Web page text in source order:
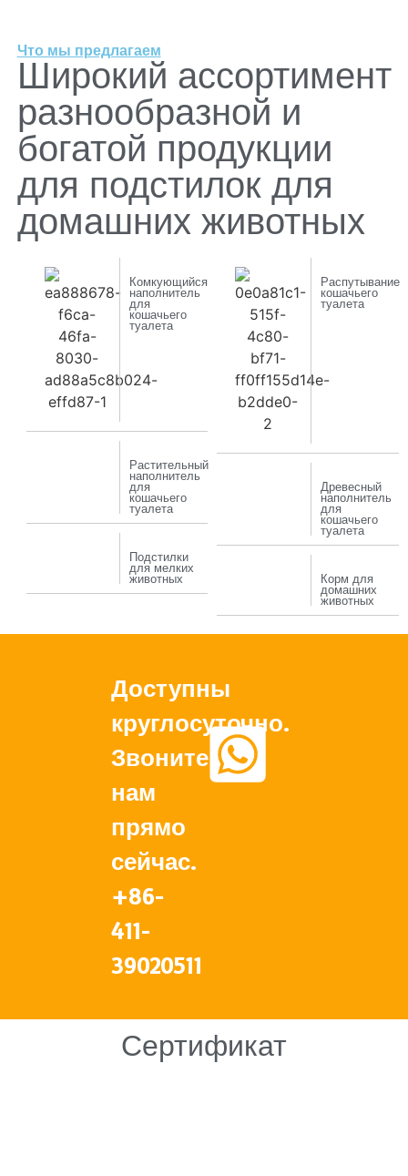
Что мы предлагаем
Широкий ассортимент
разнообразной и
богатой продукции
для подстилок для
домашних животных
Комкующийся
наполнитель
для
кошачьего
туалета
Растительный
наполнитель
для
кошачьего
туалета
Подстилки
для мелких
животных
Распутывание
кошачьего
туалета
Древесный
наполнитель
для
кошачьего
туалета
Корм для
домашних
животных
Доступны
круглосуточно.
Звоните
нам
прямо
сейчас.
+86-
411-
39020511
Сертификат